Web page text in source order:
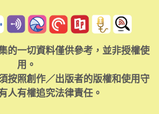
的一切資料僅供參考，並非授權使
用。
按照創作／出版者的版權和使用守
人有權追究法律責任。